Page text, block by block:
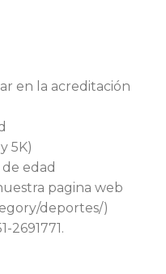
en la acreditación
5K)
edad
pagina web
deportes/)
2691771.